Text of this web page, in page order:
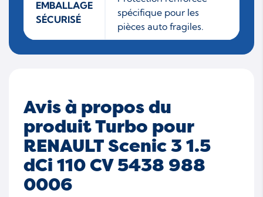
EMBALLAGE
SÉCURISÉ
spécifique pour les
pièces auto fragiles.
Avis à propos du
produit Turbo pour
RENAULT Scenic 3 1.5
dCi 110 CV 5438 988
0006